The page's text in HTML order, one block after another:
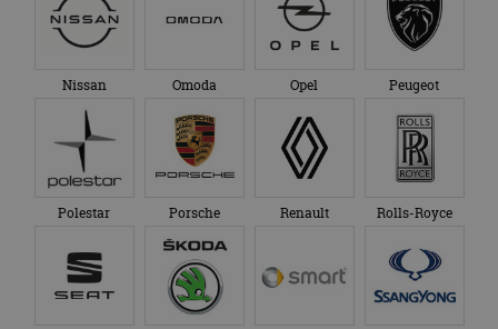
Nissan Omoda Opel Peugeot
Polestar Porsche Renault Rolls-Royce